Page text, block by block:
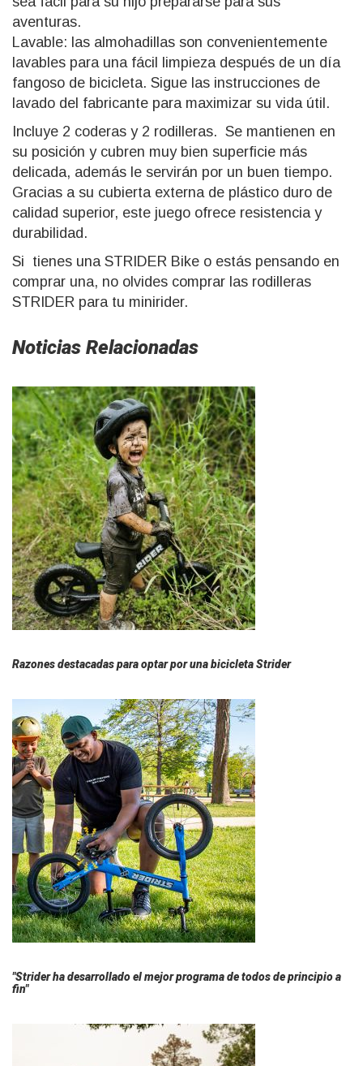
aventuras.
Lavable: las almohadillas son convenientemente
lavables para una fácil limpieza después de un día
fangoso de bicicleta. Sigue las instrucciones de
lavado del fabricante para maximizar su vida útil.
Incluye 2 coderas y 2 rodilleras. Se mantienen en
su posición y cubren muy bien superficie más
delicada, además le servirán por un buen tiempo.
Gracias a su cubierta externa de plástico duro de
calidad superior, este juego ofrece resistencia y
durabilidad.
Si tienes una STRIDER Bike o estás pensando en
comprar una, no olvides comprar las rodilleras
STRIDER para tu minirider.
Noticias Relacionadas
Razones destacadas para optar por una bicicleta Strider
"Strider ha desarrollado el mejor programa de todos de principio a
fin"